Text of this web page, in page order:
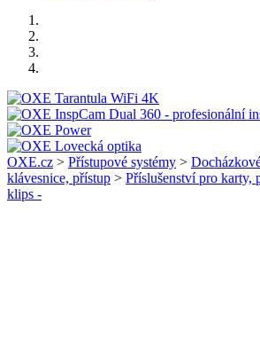
OXE.cz > Přístupové systémy >
klávesnice, přístup > Příslušenství pro karty,
klips -